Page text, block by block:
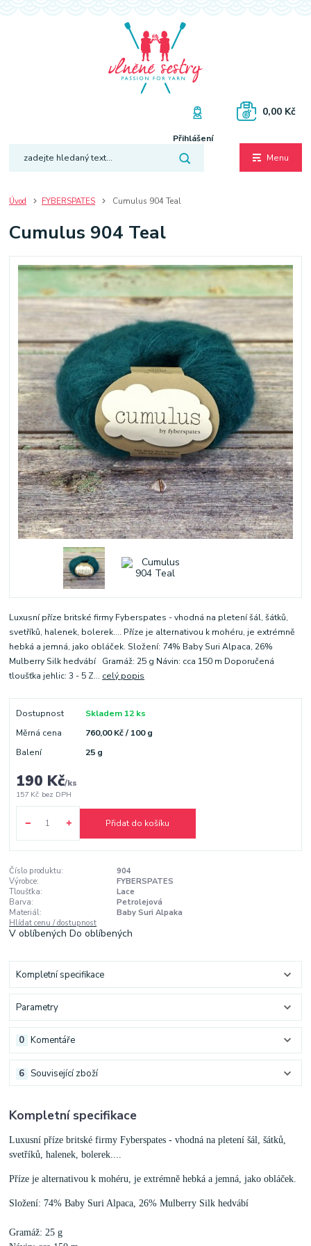
Menu
Přihlášení
0,00 Kč
Úvod FYBERSPATES Cumulus 904 Teal
Cumulus 904 Teal
Luxusní příze britské firmy Fyberspates - vhodná na pletení šál, šátků,
svetříků, halenek, bolerek.... Příze je alternativou k mohéru, je extrémně
hebká a jemná, jako obláček. Složení: 74% Baby Suri Alpaca, 26%
Mulberry Silk hedvábí Gramáž: 25 g Návin: cca 150 m Doporučená
tloušťka jehlic: 3 - 5 Z... celý popis
Dostupnost
Skladem 12 ks
Měrná cena
760,00 Kč / 100 g
Balení
25 g
190 Kč/ks
157 Kč bez DPH
Přidat do košíku
Číslo produktu:
904
Výrobce:
FYBERSPATES
Tloušťka:
Lace
Barva:
Petrolejová
Materiál:
Baby Suri Alpaka
Hlídat cenu / dostupnost
V oblíbenýchDo oblíbených
Kompletní specifikace
Parametry
Komentáře
0
Související zboží
6
Kompletní specifikace
Luxusní příze britské firmy Fyberspates - vhodná na pletení šál, šátků,
svetříků, halenek, bolerek....
Příze je alternativou k mohéru, je extrémně hebká a jemná, jako obláček.
Složení: 74% Baby Suri Alpaca, 26% Mulberry Silk hedvábí
Gramáž: 25 g